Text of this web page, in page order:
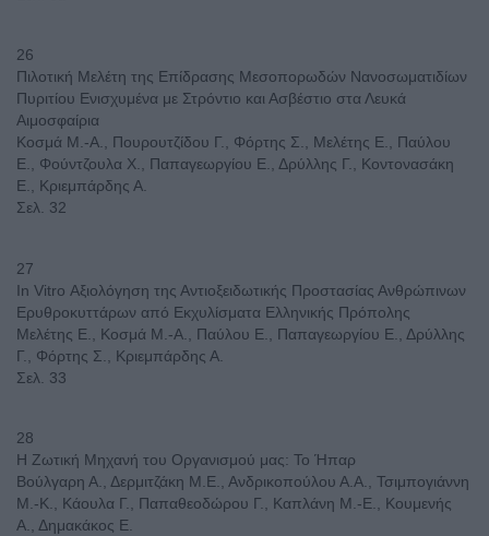
26
Πιλοτική Μελέτη της Επίδρασης Μεσοπορωδών Νανοσωματιδίων
Πυριτίου Ενισχυμένα με Στρόντιο και Ασβέστιο στα Λευκά
Αιμοσφαίρια
Κοσμά Μ.-Α., Πουρουτζίδου Γ., Φόρτης Σ., Μελέτης Ε., Παύλου
Ε., Φούντζουλα Χ., Παπαγεωργίου Ε., Δρύλλης Γ., Κοντονασάκη
Ε., Κριεμπάρδης Α.
Σελ. 32
27
In Vitro Αξιολόγηση της Αντιοξειδωτικής Προστασίας Ανθρώπινων
Ερυθροκυττάρων από Εκχυλίσματα Ελληνικής Πρόπολης
Μελέτης Ε., Κοσμά Μ.-Α., Παύλου Ε., Παπαγεωργίου Ε., Δρύλλης
Γ., Φόρτης Σ., Κριεμπάρδης Α.
Σελ. 33
28
Η Ζωτική Μηχανή του Οργανισμού μας: Το Ήπαρ
Βούλγαρη Α., Δερμιτζάκη Μ.Ε., Ανδρικοπούλου Α.Α., Τσιμπογιάννη
Μ.-Κ., Κάουλα Γ., Παπαθεοδώρου Γ., Καπλάνη Μ.-Ε., Κουμενής
Α., Δημακάκος Ε.